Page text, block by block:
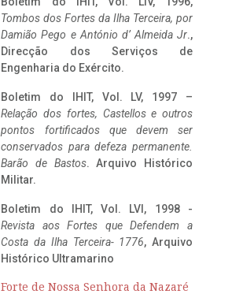
Tombos dos Fortes da Ilha Terceira, por
Damião Pego e António d’ Almeida Jr.,
Direcção dos Serviços de
Engenharia do Exército.
Boletim do IHIT, Vol. LV, 1997 –
Relação dos fortes, Castellos e outros
pontos fortificados que devem ser
conservados para defeza permanente.
Barão de Bastos. Arquivo Histórico
Militar.
Boletim do IHIT, Vol. LVI, 1998 -
Revista aos Fortes que Defendem a
Costa da Ilha Terceira- 1776, Arquivo
Histórico Ultramarino
Forte de Nossa Senhora da Nazaré